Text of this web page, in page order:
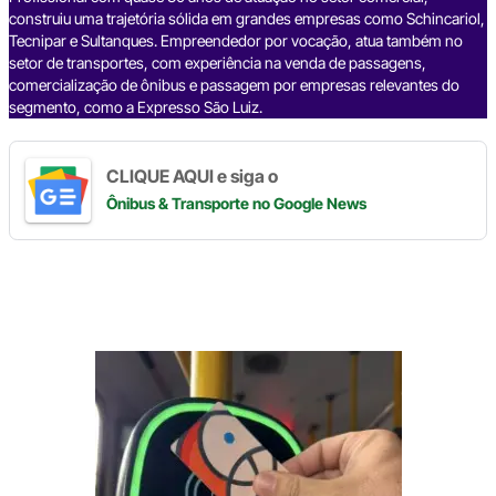
construiu uma trajetória sólida em grandes empresas como Schincariol,
Tecnipar e Sultanques. Empreendedor por vocação, atua também no
setor de transportes, com experiência na venda de passagens,
comercialização de ônibus e passagem por empresas relevantes do
segmento, como a Expresso São Luiz.
CLIQUE AQUI e siga o
Ônibus & Transporteno Google News